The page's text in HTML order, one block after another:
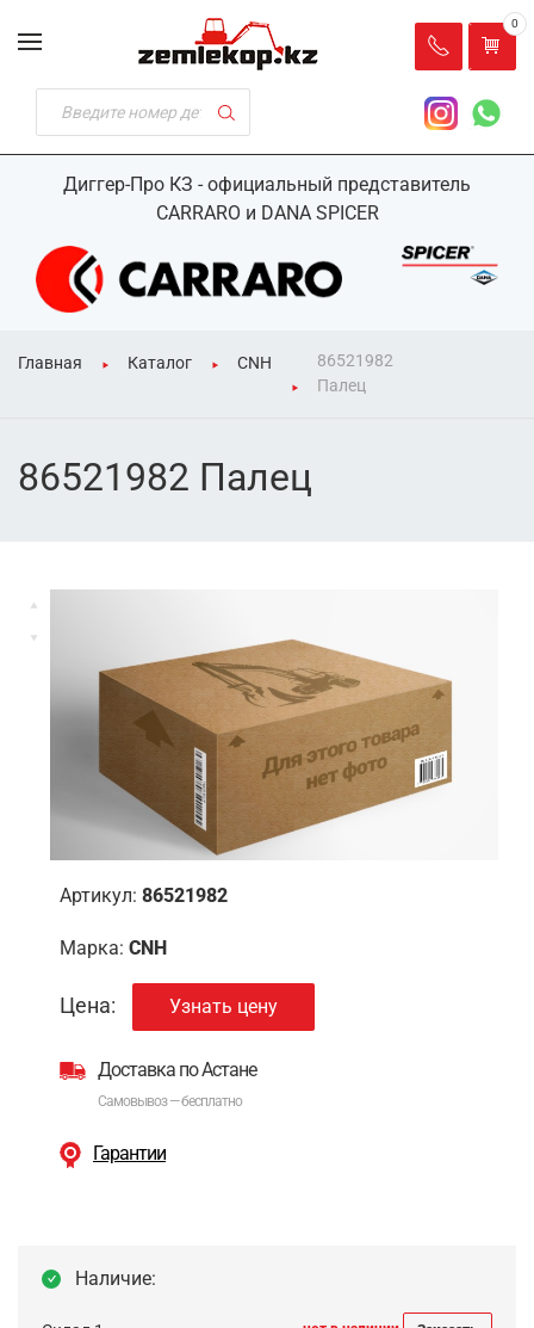
Диггер-Про КЗ - официальный представитель
CARRARO и DANA SPICER
0
Главная Каталог CNH
86521982
Палец
86521982 Палец
Артикул: 86521982
Марка: CNH
Цена: Узнать цену
Доставка по Астане
Самовывоз — бесплатно
Гарантии
Наличие: